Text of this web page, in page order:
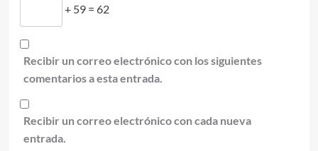
+ 59 = 62
Recibir un correo electrónico con los siguientes
comentarios a esta entrada.
Recibir un correo electrónico con cada nueva
entrada.